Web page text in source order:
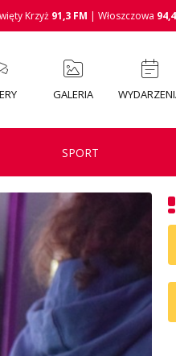
Krzyż 91,3 FM | Włoszczowa
GALERIA
SPORT